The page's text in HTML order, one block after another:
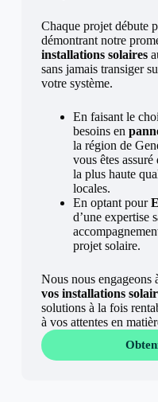
Chaque projet débute
démontrant notre
installations solaires
sans jamais transiger
votre système.
En faisant le
besoins en
la région de
vous êtes
la plus haute
locales.
En optant pour
d’une expertise
projet solaire.
Nous nous engageons
vos installations
solutions à la fois
à vos attentes en